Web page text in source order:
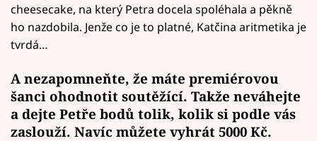
cheesecake, na který Petra docela spoléhala a pěkně
ho nazdobila. Jenže co je to platné, Katčina aritmetika je
tvrdá…
A nezapomneňte, že máte premiérovou
šanci ohodnotit soutěžící. Takže neváhejte
a dejte Petře bodů tolik, kolik si podle vás
zaslouží. Navíc můžete vyhrát 5000 Kč.